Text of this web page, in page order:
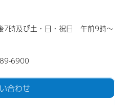
及び土・日・祝日 午前9時～
6900
合わせ